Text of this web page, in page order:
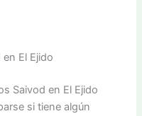
El Ejido
Saivod en El Ejido
si tiene algún